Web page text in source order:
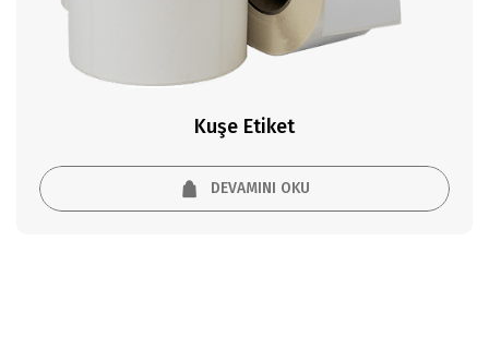
Kuşe Etiket
DEVAMINI OKU